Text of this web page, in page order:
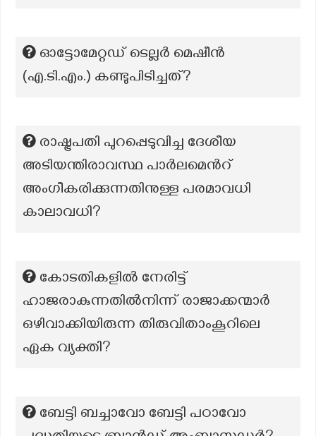
ഓട്ടോമേറ്റഡ് ടെല്ലർ മെഷീൻ
(എ.ടി.എം.) കണ്ടുപിടിച്ചത്?
രാഷ്ട്രപതി പുറപ്പെടുവിച്ച ദേശീയ
അടിയന്തിരാവസ്ഥ പാർലമെന്‍റ്
അംഗീകരിക്കുന്നതിനുള്ള പരമാവധി
കാലാവധി?
കോടതികളിൽ നേരിട്ട്
ഹാജരാകുന്നതിൽനിന്ന് രാജാക്കന്മാർ
ഒഴിവാക്കിയിരുന്ന തിരുവിതാംകൂറിലെ
ഏക വ്യക്തി?
ബേട്ടി ബച്ചാവോ ബേട്ടി പഠാവോ